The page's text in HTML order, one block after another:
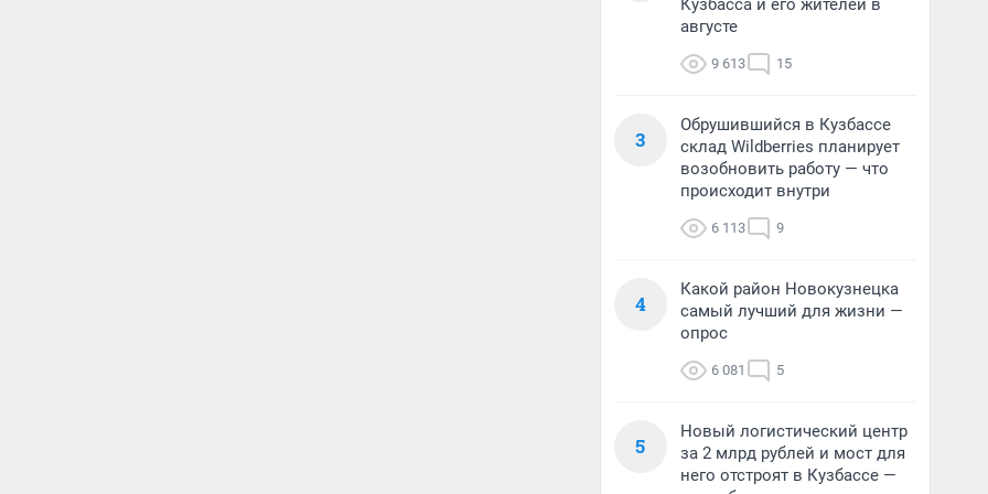
Кузбасса и его жителей в
августе
9 613 15
3
Обрушившийся в Кузбассе
склад Wildberries планирует
возобновить работу — что
происходит внутри
6 113 9
4
Какой район Новокузнецка
самый лучший для жизни —
опрос
6 081 5
5
Новый логистический центр
за 2 млрд рублей и мост для
него отстроят в Кузбассе —